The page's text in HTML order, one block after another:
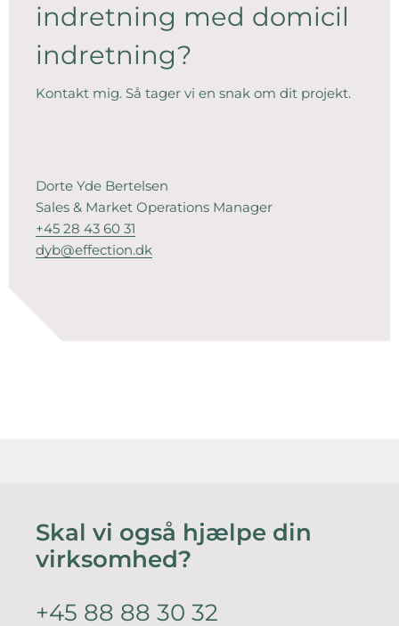
indretning med domicil
indretning?
Kontakt mig. Så tager vi en snak om dit projekt.
Dorte Yde Bertelsen
Sales & Market Operations Manager
+45 28 43 60 31
dyb@effection.dk
Skal vi også hjælpe din
virksomhed?
+45 88 88 30 32